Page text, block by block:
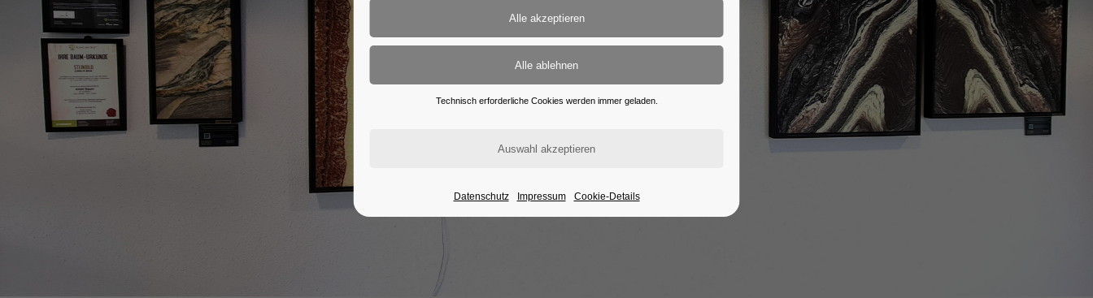
Technisch erforderliche Cookies werden immer geladen.
Datenschutz Impressum Cookie-Details